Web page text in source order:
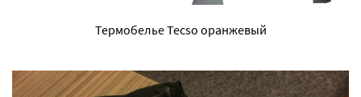
Термобелье Tecso оранжевый